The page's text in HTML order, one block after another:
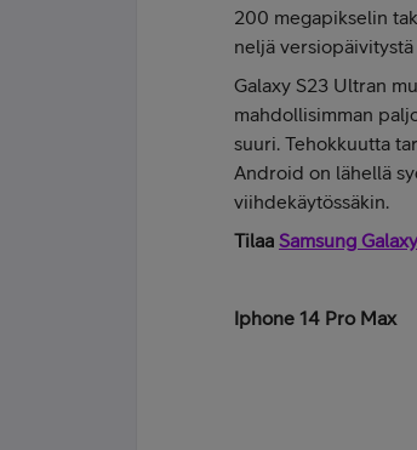
200 megapikselin
neljä
Galaxy S23 Ultran
mahdollisimman
suuri. Tehokkuutta
Android on lähellä
viihdekäytössäkin.
Tilaa Samsung
Iphone 14 Pro Max